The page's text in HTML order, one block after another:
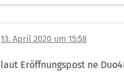
13. April 2020 um 15:58
laut Eröffnungspost ne